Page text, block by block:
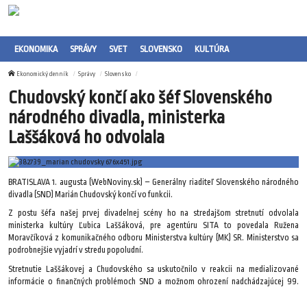
EKONOMIKA SPRÁVY SVET SLOVENSKO KULTÚRA
Ekonomický denník Správy Slovensko
Chudovský končí ako šéf Slovenského
národného divadla, ministerka
Laššáková ho odvolala
BRATISLAVA 1. augusta (WebNoviny.sk) – Generálny riaditeľ Slovenského národného
divadla (SND) Marián Chudovský končí vo funkcii.
Z postu šéfa našej prvej divadelnej scény ho na stredajšom stretnutí odvolala
ministerka kultúry Ľubica Laššáková, pre agentúru SITA to povedala Ružena
Moravčíková z komunikačného odboru Ministerstva kultúry (MK) SR. Ministerstvo sa
podrobnejšie vyjadrí v stredu popoludní.
Stretnutie Laššákovej a Chudovského sa uskutočnilo v reakcii na medializované
informácie o finančných problémoch SND a možnom ohrození nadchádzajúcej 99.